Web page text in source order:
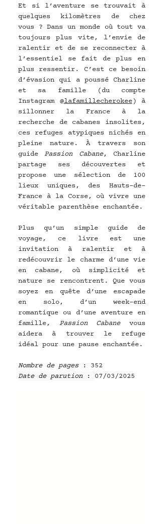
Et si l’aventure se trouvait à
quelques kilomètres de chez
vous ? Dans un monde où tout va
toujours plus vite, l’envie de
ralentir et de se reconnecter à
l’essentiel se fait de plus en
plus ressentir. C’est ce besoin
d’évasion qui a poussé Charline
et sa famille (du compte
Instagram @lafamillecherokee) à
sillonner la France à la
recherche de cabanes insolites,
ces refuges atypiques nichés en
pleine nature. À travers son
guide Passion Cabane, Charline
partage ses découvertes et
propose une sélection de 100
lieux uniques, des Hauts-de-
France à la Corse, où vivre une
Plus qu’un simple guide de
voyage, ce livre est une
invitation à ralentir et à
redécouvrir le charme d’une vie
en cabane, où simplicité et
nature se rencontrent. Que vous
soyez en quête d’une escapade
en solo, d’un week-end
romantique ou d’une aventure en
famille, Passion Cabane vous
aidera à trouver le refuge
idéal pour une pause enchantée.
Nombre de pages : 352
Date de parution : 07/03/2025